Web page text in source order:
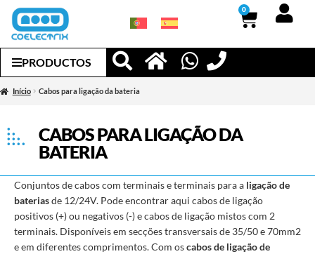
0
PRODUCTOS
Início Cabos para ligação da bateria
CABOS PARA LIGAÇÃO DA
BATERIA
Conjuntos de cabos com terminais e terminais para a ligação de
bateriasde 12/24V. Pode encontrar aqui cabos de ligação
positivos (+) ou negativos (-) e cabos de ligação mistos com 2
terminais. Disponíveis em secções transversais de 35/50 e 70mm2
e em diferentes comprimentos. Com oscabos de ligação de